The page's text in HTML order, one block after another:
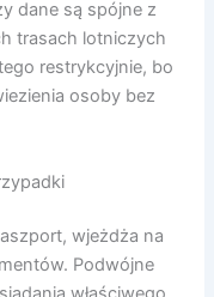
dane są spójne z
trasach lotniczych
restrykcyjnie, bo
osoby bez
wjeżdża na
Podwójne